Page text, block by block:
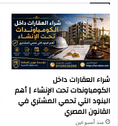
شراء العقارات داخل
الكومباوندات تحت الإنشاء | أهم
البنود التي تحمي المشتري في
القانون المصري
منذ أسبوعين